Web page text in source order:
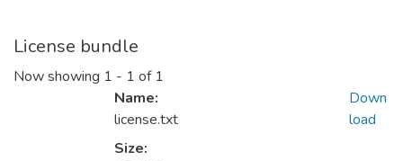
License bundle
Now showing 1 - 1 of 1
Name:
license.txt
Size:
Down
load